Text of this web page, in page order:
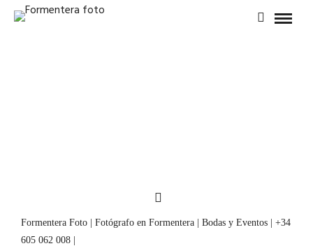
Formentera Foto | Fotógrafo en Formentera | Bodas y Eventos | +34
605 062 008 |